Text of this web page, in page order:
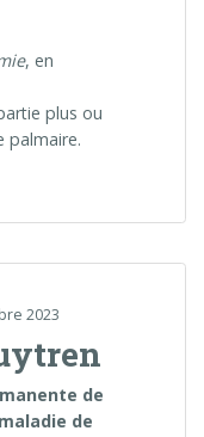
, en
plus ou
palmaire.
2023
de
de